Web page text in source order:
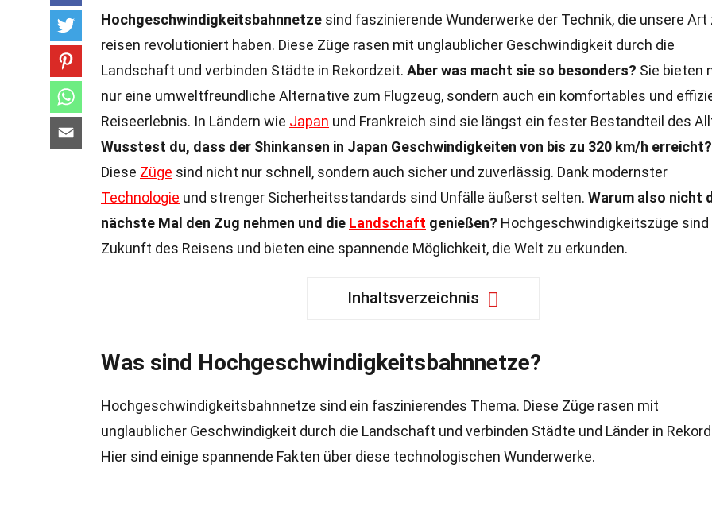
Hochgeschwindigkeitsbahnnetze sind faszinierende Wunderwerke der Technik, die unsere Art
reisen revolutioniert haben. Diese Züge rasen mit unglaublicher Geschwindigkeit durch die
Landschaft und verbinden Städte in Rekordzeit. Aber was macht sie so besonders? Sie bieten
nur eine umweltfreundliche Alternative zum Flugzeug, sondern auch ein komfortables und
Reiseerlebnis. In Ländern wie Japan und Frankreich sind sie längst ein fester Bestandteil des
Wusstest du, dass der Shinkansen in Japan Geschwindigkeiten von bis zu 320 km/h erreicht?
Diese Züge sind nicht nur schnell, sondern auch sicher und zuverlässig. Dank modernster
Technologie und strenger Sicherheitsstandards sind Unfälle äußerst selten. Warum also nicht
nächste Mal den Zug nehmen und die Landschaft genießen? Hochgeschwindigkeitszüge sind
Zukunft des Reisens und bieten eine spannende Möglichkeit, die Welt zu erkunden.
Inhaltsverzeichnis
Was sind Hochgeschwindigkeitsbahnnetze?
Hochgeschwindigkeitsbahnnetze sind ein faszinierendes Thema. Diese Züge rasen mit
unglaublicher Geschwindigkeit durch die Landschaft und verbinden Städte und Länder in
Hier sind einige spannende Fakten über diese technologischen Wunderwerke.